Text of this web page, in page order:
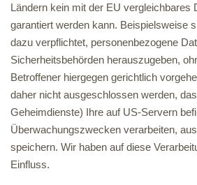
Ländern kein mit der EU vergleichbares
garantiert werden kann. Beispielsweise
dazu verpflichtet, personenbezogene
Sicherheitsbehörden herauszugeben,
Betroffener hiergegen gerichtlich
daher nicht ausgeschlossen werden,
Geheimdienste) Ihre auf US-Servern
Überwachungszwecken verarbeiten,
speichern. Wir haben auf diese
Einfluss.